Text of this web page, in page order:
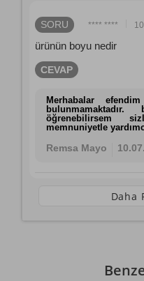
SORU **** ****
ürünün boyu nedir
CEVAP
Merhabalar
öğrenebilirsem
memnuniyetle
Remsa Mayo
Daha